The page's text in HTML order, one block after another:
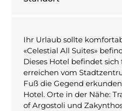
Ihr Urlaub sollte
«Celestial All Suites»
Dieses Hotel befindet
erreichen vom
Fuß die Gegend
Hotel. Orte in der Nähe:
of Argostoli und